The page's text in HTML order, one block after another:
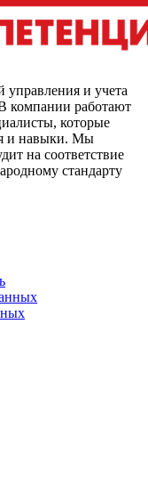
и учета
компании работают
которые
и навыки. Мы
на соответствие
стандарту